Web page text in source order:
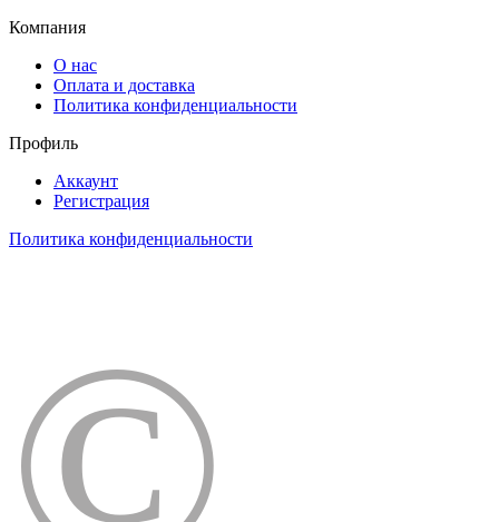
Компания
О нас
Оплата и доставка
Политика конфиденциальности
Профиль
Аккаунт
Регистрация
Политика конфиденциальности